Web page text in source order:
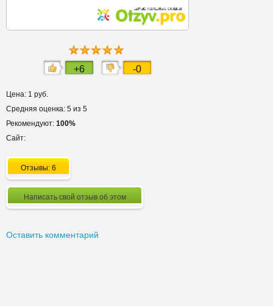
+6 -0
Цена: 1 руб.
Средняя оценка: 5 из 5
Рекомендуют: 100%
Сайт:
Отзывы: 6
Написать свой отзыв об этом
Оставить комментарий